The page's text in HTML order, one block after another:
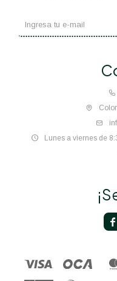
Lunes a viernes de
